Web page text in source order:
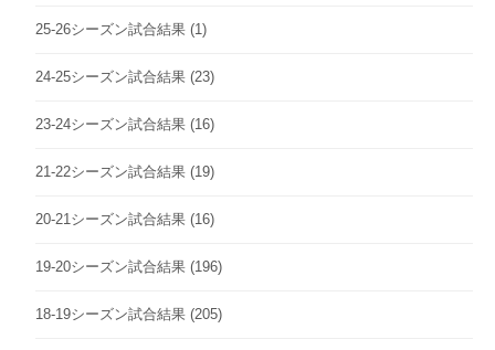
25-26シーズン試合結果 (1)
24-25シーズン試合結果 (23)
23-24シーズン試合結果 (16)
21-22シーズン試合結果 (19)
20-21シーズン試合結果 (16)
19-20シーズン試合結果 (196)
18-19シーズン試合結果 (205)